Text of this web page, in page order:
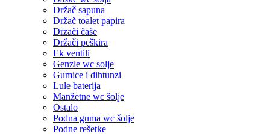
Držač sapuna
Držač toalet papira
Drzači čaše
Držači peškira
Ek ventili
Genzle wc solje
Gumice i dihtunzi
Lule baterija
Manžetne wc šolje
Ostalo
Podna guma wc šolje
Podne rešetke